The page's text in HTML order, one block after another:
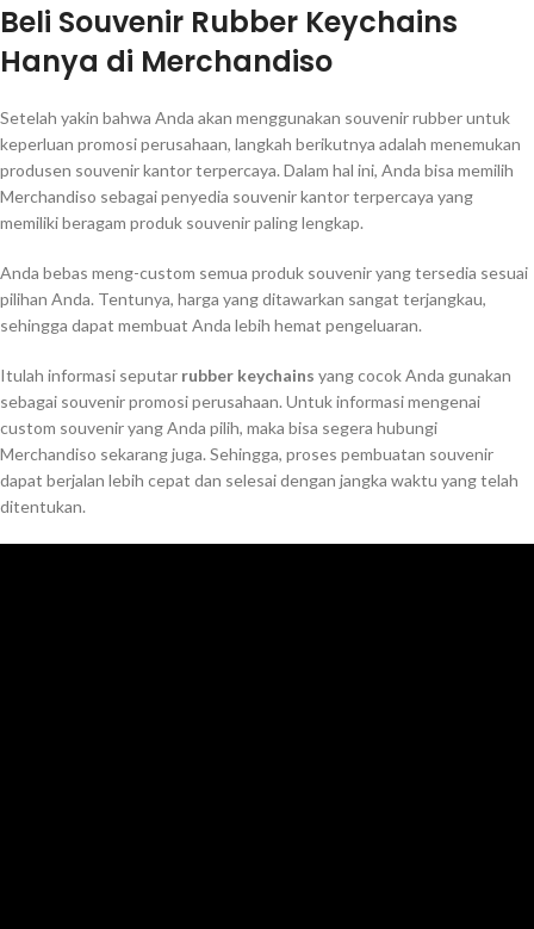
Beli Souvenir Rubber Keychains
Hanya di Merchandiso
Setelah yakin bahwa Anda akan menggunakan souvenir rubber untuk
keperluan promosi perusahaan, langkah berikutnya adalah menemukan
produsen souvenir kantor terpercaya. Dalam hal ini, Anda bisa memilih
Merchandiso sebagai penyedia souvenir kantor terpercaya yang
memiliki beragam produk souvenir paling lengkap.
Anda bebas meng-custom semua produk souvenir yang tersedia sesuai
pilihan Anda. Tentunya, harga yang ditawarkan sangat terjangkau,
sehingga dapat membuat Anda lebih hemat pengeluaran.
Itulah informasi seputar rubber keychains yang cocok Anda gunakan
sebagai souvenir promosi perusahaan. Untuk informasi mengenai
custom souvenir yang Anda pilih, maka bisa segera hubungi
Merchandiso sekarang juga. Sehingga, proses pembuatan souvenir
dapat berjalan lebih cepat dan selesai dengan jangka waktu yang telah
ditentukan.